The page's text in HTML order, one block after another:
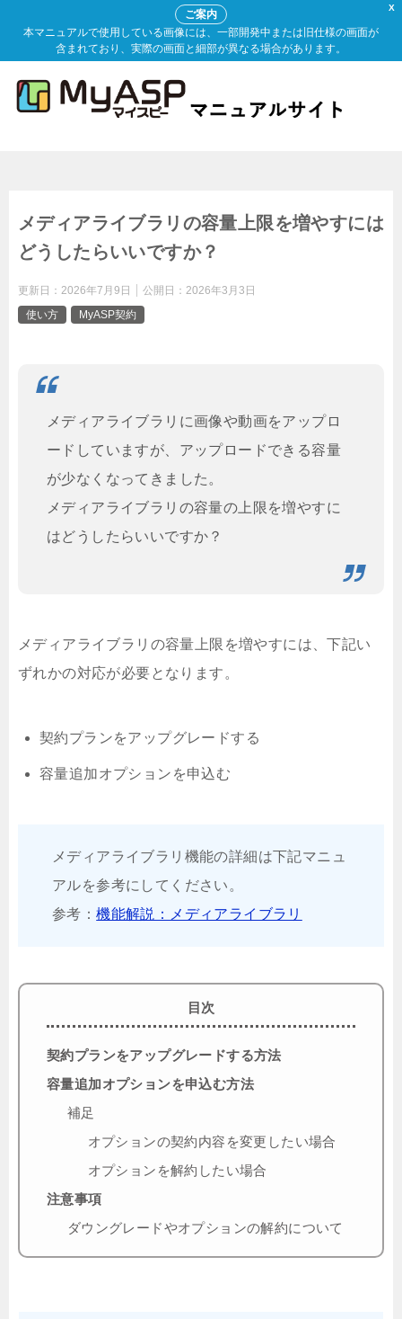
X
ご案内
本マニュアルで使用している画像には、一部開発中または旧仕様の画面が
含まれており、実際の画面と細部が異なる場合があります。
メディアライブラリの容量上限を増やすには
どうしたらいいですか？
更新日： 2026年7月9日 公開日： 2026年3月3日
使い方
MyASP契約
メディアライブラリに画像や動画をアップロ
ードしていますが、アップロードできる容量
が少なくなってきました。
メディアライブラリの容量の上限を増やすに
はどうしたらいいですか？
メディアライブラリの容量上限を増やすには、下記い
ずれかの対応が必要となります。
契約プランをアップグレードする
容量追加オプションを申込む
メディアライブラリ機能の詳細は下記マニュ
アルを参考にしてください。
参考：機能解説：メディアライブラリ
目次
契約プランをアップグレードする方法
容量追加オプションを申込む方法
補足
オプションの契約内容を変更したい場合
オプションを解約したい場合
注意事項
ダウングレードやオプションの解約について